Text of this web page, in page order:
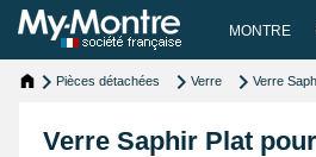
MONTRE
Pièces détachées Verre Verre
Verre Saphir Plat